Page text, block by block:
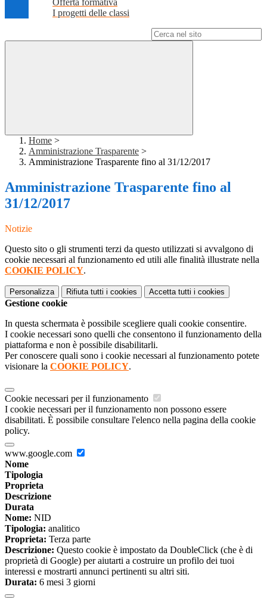
Offerta formativa
I progetti delle classi
Home >
Amministrazione Trasparente >
Amministrazione Trasparente fino al 31/12/2017
Amministrazione Trasparente fino al
31/12/2017
Notizie
Questo sito o gli strumenti terzi da questo utilizzati si avvalgono di
cookie necessari al funzionamento ed utili alle finalità illustrate nella
COOKIE POLICY.
Personalizza Rifiuta tutti i cookies Accetta tutti i cookies
Gestione cookie
In questa schermata è possibile scegliere quali cookie consentire.
I cookie necessari sono quelli che consentono il funzionamento della
piattaforma e non è possibile disabilitarli.
Per conoscere quali sono i cookie necessari al funzionamento potete
visionare la COOKIE POLICY.
Cookie necessari per il funzionamento
I cookie necessari per il funzionamento non possono essere
disabilitati. È possibile consultare l'elenco nella pagina della cookie
policy.
www.google.com
Nome
Tipologia
Proprieta
Descrizione
Durata
Nome: NID
Tipologia: analitico
Proprieta: Terza parte
Descrizione: Questo cookie è impostato da DoubleClick (che è di
proprietà di Google) per aiutarti a costruire un profilo dei tuoi
interessi e mostrarti annunci pertinenti su altri siti.
Durata: 6 mesi 3 giorni